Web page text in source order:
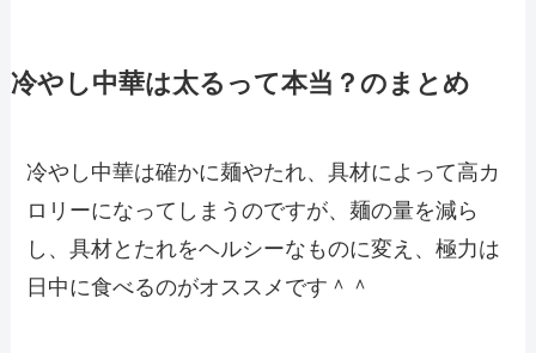
冷やし中華は太るって本当？のまとめ
冷やし中華は確かに麺やたれ、具材によって高カ
ロリーになってしまうのですが、麺の量を減ら
し、具材とたれをヘルシーなものに変え、極力は
日中に食べるのがオススメです＾＾